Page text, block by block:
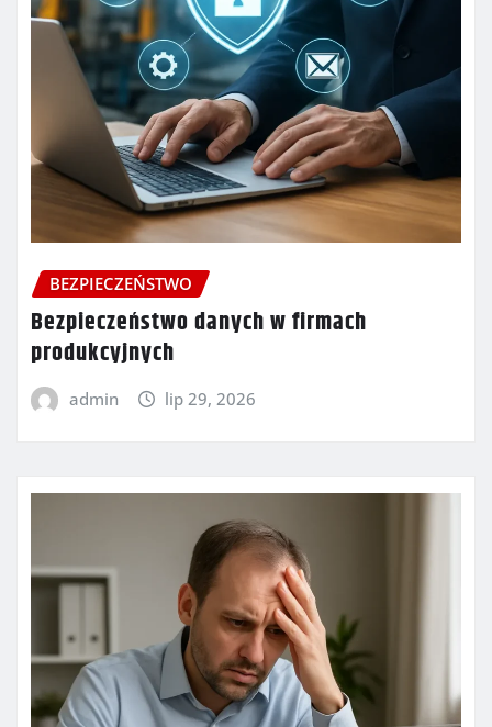
BEZPIECZEŃSTWO
Bezpieczeństwo danych w firmach
produkcyjnych
admin lip 29, 2026